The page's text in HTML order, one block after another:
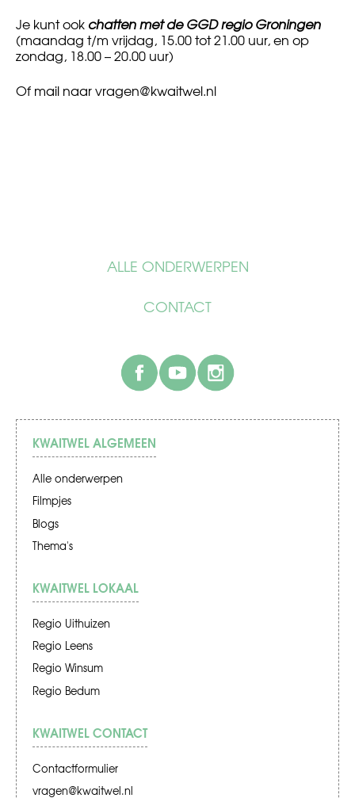
ALLE ONDERWERPEN
CONTACT
facebook
Je kunt ook chatten met de GGD regio Groningen
(maandag t/m vrijdag, 15.00 tot 21.00 uur, en op
zondag, 18.00 – 20.00 uur)
Of mail naarvragen@kwaitwel.nl
KWAITWEL ALGEMEEN
Alle onderwerpen
Filmpjes
Blogs
Thema's
KWAITWEL LOKAAL
Regio Uithuizen
Regio Leens
Regio Winsum
Regio Bedum
KWAITWEL CONTACT
Contactformulier
vragen@kwaitwel.nl